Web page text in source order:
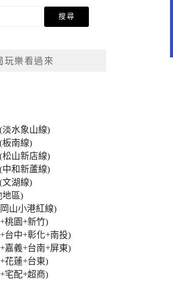
玩樂看過來
淡水象山線)
板南線)
松山新店線)
中和新蘆線)
文湖線)
地區)
山小港紅線)
桃園+新竹)
台中+彰化+南投)
嘉義+台南+屏東)
花蓮+台東)
宅配+超商)